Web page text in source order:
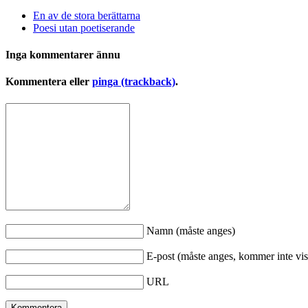
En av de stora berättarna
Poesi utan poetiserande
Inga kommentarer ännu
Kommentera eller pinga (trackback).
Namn (måste anges)
E-post (måste anges, kommer inte
URL